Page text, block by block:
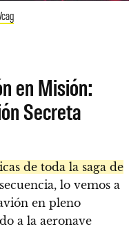
en Misión:
Secreta
de toda la saga de
lo vemos a
en pleno
a la aeronave